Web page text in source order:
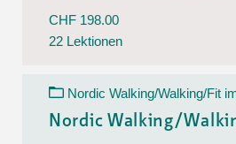
CHF 198.00
22 Lektionen
Nordic Walking/Walking/Fit
Nordic Walking/